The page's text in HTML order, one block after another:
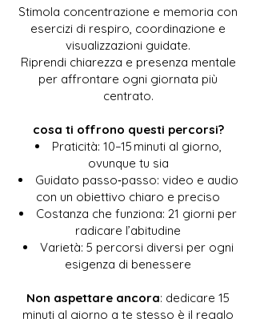
Stimola concentrazione e memoria con
esercizi di respiro, coordinazione e
visualizzazioni guidate.
Riprendi chiarezza e presenza mentale
per affrontare ogni giornata più
centrato.
cosa ti offrono questi percorsi?
Praticità: 10–15 minuti al giorno,
ovunque tu sia
Guidato passo‑passo: video e audio
con un obiettivo chiaro e preciso
Costanza che funziona: 21 giorni per
radicare l’abitudine
Varietà: 5 percorsi diversi per ogni
esigenza di benessere
Non aspettare ancora: dedicare 15
minuti al giorno a te stesso è il regalo